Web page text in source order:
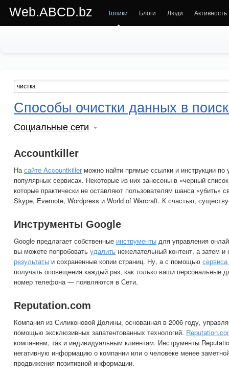
Web.ABCD.bz Топики Блоги Люди Активность
Способы очистки данных в
Социальные сети
Accountkiller
Насайте Accountkillerможно найти прямые ссылки и инструкции по
популярных сервисах. Некоторые из них занесены в «черный
которые практически не оставляют пользователям шанса «убить»
Skype, Evernote, Wordpress и World of Warcraft. К счастью,
Инструменты Google
Google предлагает собственные инструменты для управления
вы можете попробовать удалить нежелательный контент, а затем
результаты и сохраненные копии страниц. Ну, а с помощью
получать оповещения каждый раз, как только ваши
номер телефона — появляются в Сети.
Reputation.com
Компания из Силиконовой Долины, основанная в 2006 году,
помощью эксклюзивных запатентованных технологий.
компаниям, так и индивидуальным клиентам. Инструменты
негативную информацию о компании или о человеке менее
продвижения позитивной информации.